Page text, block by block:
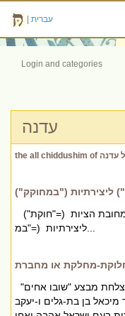
עברית
Login and categories
עדנה
עדנה
ליצירתיות ("במחוקק")
מיכאל בן בת-גלים ו-יעקב